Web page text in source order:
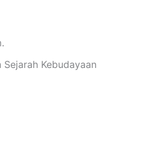
Kebudayaan